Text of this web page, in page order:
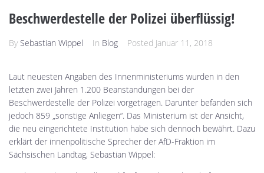
Beschwerdestelle der Polizei überflüssig!
By Sebastian Wippel In Blog Posted Januar 11, 2018
Laut neuesten Angaben des Innenministeriums wurden in den
letzten zwei Jahren 1.200 Beanstandungen bei der
Beschwerdestelle der Polizei vorgetragen. Darunter befanden sich
jedoch 859 „sonstige Anliegen“. Das Ministerium ist der Ansicht,
die neu eingerichtete Institution habe sich dennoch bewährt. Dazu
erklärt der innenpolitische Sprecher der AfD-Fraktion im
Sächsischen Landtag, Sebastian Wippel: